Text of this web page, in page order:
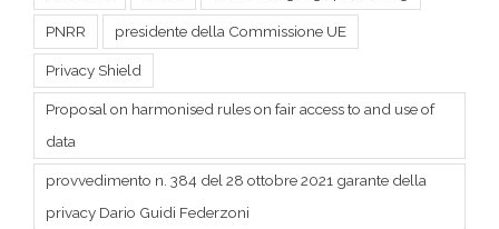
Proposal on harmonised rules on fair access to and use of
data
provvedimento n. 384 del 28 ottobre 2021 garante della
privacy Dario Guidi Federzoni
Repubblica popolare cinese
Schengen dei dati spazio cibernetico